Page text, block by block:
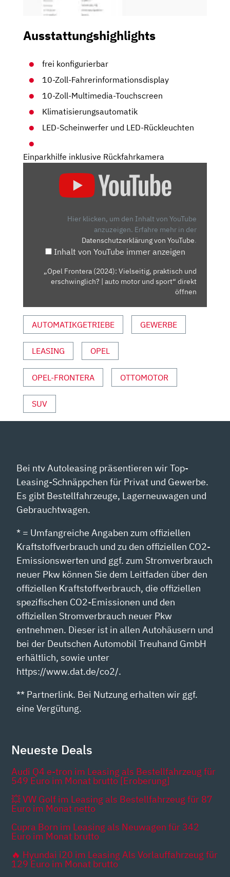
Ausstattungshighlights
frei konfigurierbar
10-Zoll-Fahrerinformationsdisplay
10-Zoll-Multimedia-Touchscreen
Klimatisierungsautomatik
LED-Scheinwerfer und LED-Rückleuchten
Einparkhilfe inklusive Rückfahrkamera
FRONTERA
PRAKTISCH
ERSCHWINGLICH?
VON
YOUTUBE
ANZEIGEN
Hier klicken, um den Inhalt von YouTube
anzuzeigen. Erfahre mehr in der
Datenschutzerklärung von YouTube.
Inhalt von YouTube immer anzeigen
„Opel Frontera (2024): Vielseitig, praktisch und
erschwinglich? | auto motor und sport“ direkt
öffnen
AUTOMATIKGETRIEBE GEWERBE
LEASING OPEL
OPEL-FRONTERA OTTOMOTOR
SUV
Bei ntv Autoleasing präsentieren wir Top-
Leasing-Schnäppchen für Privat und Gewerbe.
Es gibt Bestellfahrzeuge, Lagerneuwagen und
Gebrauchtwagen.
* = Umfangreiche Angaben zum offiziellen
Kraftstoffverbrauch und zu den offiziellen CO2-
Emissionswerten und ggf. zum Stromverbrauch
neuer Pkw können Sie dem Leitfaden über den
offiziellen Kraftstoffverbrauch, die offiziellen
spezifischen CO2-Emissionen und den
offiziellen Stromverbrauch neuer Pkw
entnehmen. Dieser ist in allen Autohäusern und
bei der Deutschen Automobil Treuhand GmbH
erhältlich, sowie unter
https://www.dat.de/co2/.
** Partnerlink. Bei Nutzung erhalten wir ggf.
eine Vergütung.
Neueste Deals
Audi Q4 e-tron im Leasing als Bestellfahrzeug für
549 Euro im Monat brutto [Eroberung]
💥 VW Golf im Leasing als Bestellfahrzeug für 87
Euro im Monat netto
Cupra Born im Leasing als Neuwagen für 342
Euro im Monat brutto
🔥 Hyundai i20 im Leasing Als Vorlauffahrzeug für
129 Euro im Monat brutto